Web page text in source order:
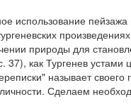
использование пейзажа
природы для
37), как Тургенев устами
называет своего
Сделаем